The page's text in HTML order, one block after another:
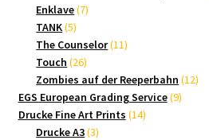
Enklave 77
TANK 55
Produkte
The Counselor 1111
Touch 2626
Produkte
Zombies auf der Reeperbahn 1212
EGS European Grading Service 99
Drucke Fine Art Prints 1414
Drucke A3 33